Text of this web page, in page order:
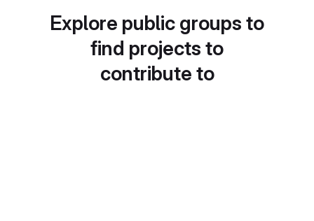
Explore public groups to
find projects to
contribute to